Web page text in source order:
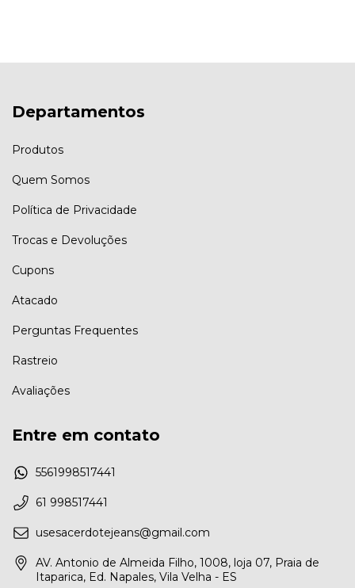
Departamentos
Produtos
Quem Somos
Política de Privacidade
Trocas e Devoluções
Cupons
Atacado
Perguntas Frequentes
Rastreio
Avaliações
Entre em contato
5561998517441
61 998517441
usesacerdotejeans@gmail.com
AV. Antonio de Almeida Filho, 1008, loja 07, Praia de
Itaparica, Ed. Napales, Vila Velha - ES